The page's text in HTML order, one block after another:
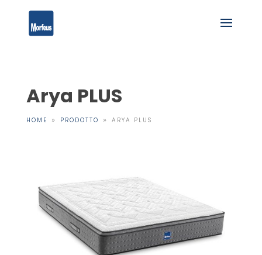
Arya PLUS
HOME 9 PRODOTTO 9 ARYA PLUS